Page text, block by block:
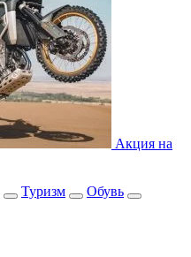
Акция на
Туризм
Обувь